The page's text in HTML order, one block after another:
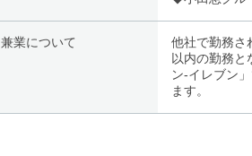
兼業について
他社で勤務さ
以内の勤務と
ン-イレブン
ます。